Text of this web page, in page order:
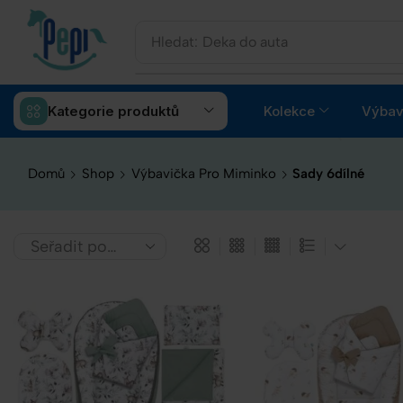
Hledat: Deka do auta
Kategorie produktů Kolekce
Domů Shop Výbavička Pro Miminko Sady 6dílné